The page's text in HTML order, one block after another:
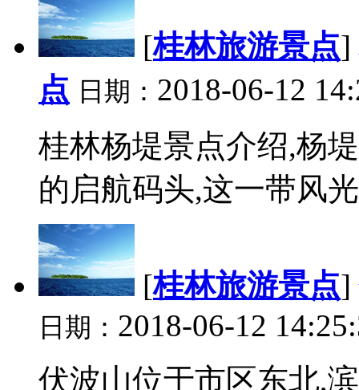
[桂林旅游景点]
点 日期： 2018-06-12
桂林杨堤景点介绍,杨
的启航码头,这一带风
[桂林旅游景点]
日期： 2018-06-12
伏波山位于市区东北,